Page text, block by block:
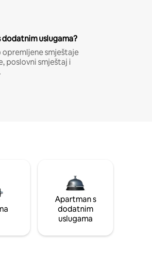
uslugama?
smještaje
poslovni smještaj i
Apartman s
dodatnim
uslugama